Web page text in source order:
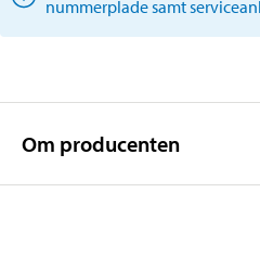
nummerplade samt
Om producenten